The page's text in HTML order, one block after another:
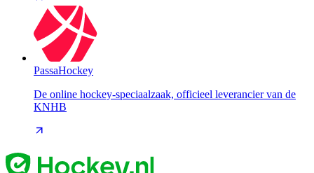
PassaHockey
De online hockey-speciaalzaak, officieel leverancier van de
KNHB